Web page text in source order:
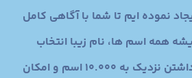
نموده ایم تا شما با آگاهی کامل
همه اسم ها، نام زیبا انتخاب
نمایید. این سایت با داشتن نزدیک به 10.000 اسم و امکان